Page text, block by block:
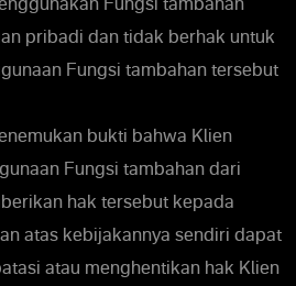
Fungsi tambahan
pribadi dan tidak berhak untuk
Fungsi tambahan tersebut
bukti bahwa Klien
Fungsi tambahan dari
hak tersebut kepada
atas kebijakannya sendiri dapat
atau menghentikan hak Klien